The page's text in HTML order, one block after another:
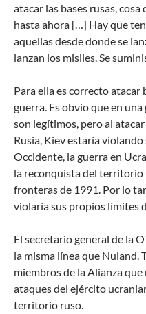
atacar las bases rusas,
hasta ahora […] Hay que
aquellas desde donde se
lanzan los misiles. Se
Para ella es correcto atacar
guerra. Es obvio que en
son legítimos, pero al
Rusia, Kiev estaría
Occidente, la guerra en
la reconquista del territorio
fronteras de 1991. Por lo
violaría sus propios límites
El secretario general de la
la misma línea que Nuland.
miembros de la Alianza
ataques del ejército
territorio ruso.